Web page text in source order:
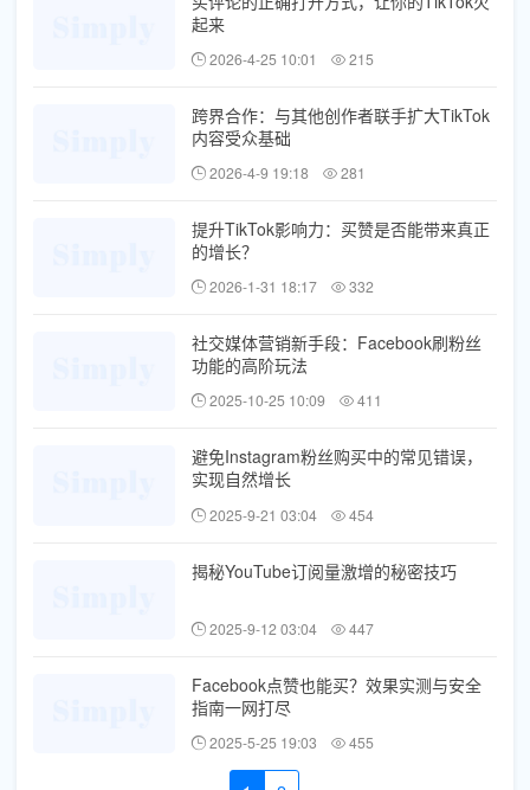
起来
2026-4-25 10:01 215
跨界合作：与其他创作者联手扩大TikTok
内容受众基础
2026-4-9 19:18 281
提升TikTok影响力：买赞是否能带来真正
的增长？
2026-1-31 18:17 332
社交媒体营销新手段：Facebook刷粉丝
功能的高阶玩法
2025-10-25 10:09 411
避免Instagram粉丝购买中的常见错误，
实现自然增长
2025-9-21 03:04 454
揭秘YouTube订阅量激增的秘密技巧
2025-9-12 03:04 447
Facebook点赞也能买？效果实测与安全
指南一网打尽
2025-5-25 19:03 455